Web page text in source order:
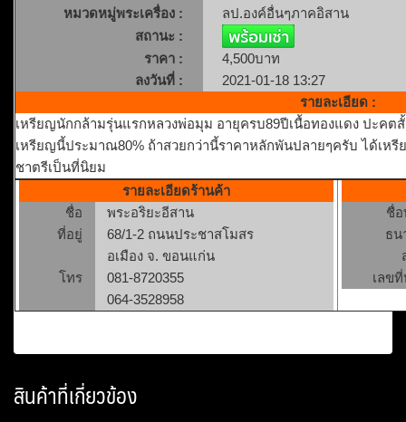
หมวดหมู่พระเครื่อง :
ลป.องค์อื่นๆภาคอิสาน
สถานะ :
ราคา :
4,500บาท
ลงวันที่ :
2021-01-18 13:27
รายละเอียด :
เหรียญนักกล้ามรุ่นแรกหลวงพ่อมุม อายุครบ89ปีเนื้อทองแดง ปะคต
เหรียญนี้ประมาณ80% ถ้าสวยกว่านี้ราคาหลักพันปลายๆครับ ได้เห
ชาตรีเป็นที่นิยม
รายละเอียดร้านค้า
ชื่อ
พระอริยะอีสาน
ที่อยู่
68/1-2 ถนนประชาสโมสร
อเมือง จ. ขอนแก่น
โทร
081-8720355
064-3528958
ชื่
ธน
เลข
สินค้าที่เกี่ยวข้อง